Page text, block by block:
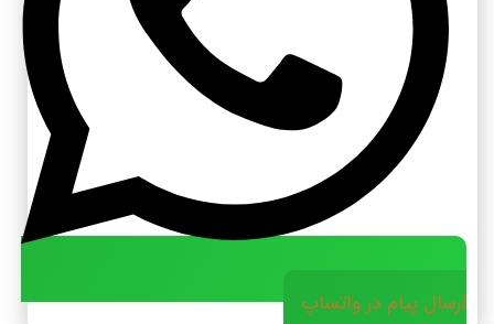
ارسال پیام در واتساپ